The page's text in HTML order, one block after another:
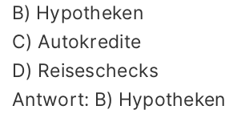
B) Hypotheken
C) Autokredite
D) Reiseschecks
Antwort: B) Hypotheken